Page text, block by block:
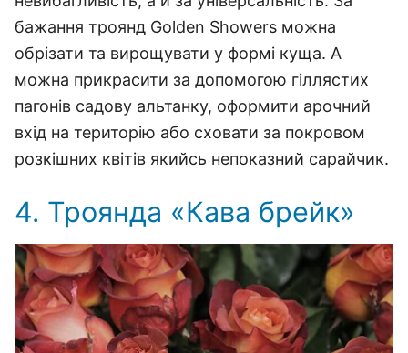
бажання троянд Golden Showers можна
обрізати та вирощувати у формі куща. А
можна прикрасити за допомогою гіллястих
пагонів садову альтанку, оформити арочний
вхід на територію або сховати за покровом
розкішних квітів якийсь непоказний сарайчик.
4. Троянда «Кава брейк»